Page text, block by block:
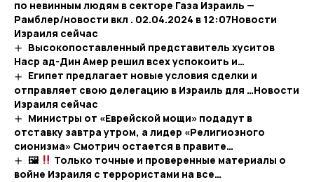
по невинным людям в секторе Газа Израиль —
Рамблер/новости вкл . 02.04.2024 в 12:07​Новости
Израиля сейчас
Высокопоставленный представитель хуситов
Наср ад-Дин Амер решил всех успокоить и…
Египет предлагает новые условия сделки и
отправляет свою делегацию в Израиль для …​Новости
Израиля сейчас
Министры от «Еврейской мощи» подадут в
отставку завтра утром, а лидер «Религиозного
сионизма» Смотрич остается в правите…
🖼
Только точные и проверенные материалы о
войне Израиля с террористами на все…